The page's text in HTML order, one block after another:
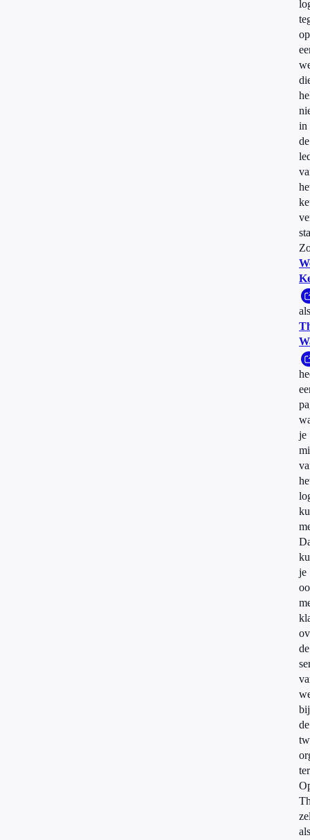
op
in
de
als
je
je
de
bij
de
als